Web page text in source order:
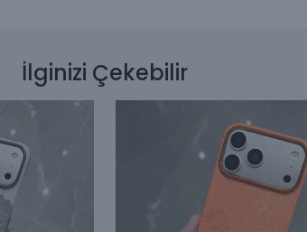
İlginizi Çekebilir